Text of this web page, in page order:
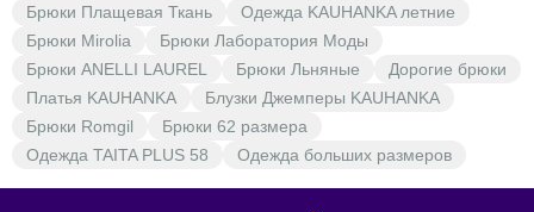
Брюки Плащевая Ткань
Одежда KAUHANKA летние
Брюки Mirolia
Брюки Лаборатория Моды
Брюки ANELLI LAUREL
Брюки Льняные
Дорогие брюки
Платья KAUHANKA
Блузки Джемперы KAUHANKA
Брюки Romgil
Брюки 62 размера
Одежда TAITA PLUS 58
Одежда больших размеров